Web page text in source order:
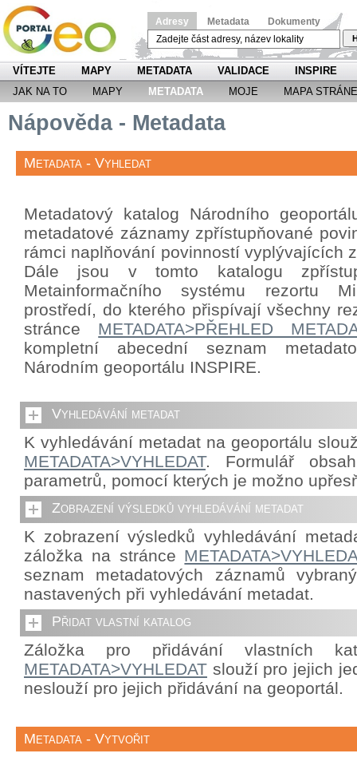
Adresy Metadata Dokumenty
VÍTEJTE MAPY METADATA VALIDACE
INSPIRE
JAK NA TO
MAPY METADATA MOJE MAPA
Nápověda - Metadata
Metadata - Vyhledat
Metadatový katalog Národního
metadatové záznamy zpřístupňované
rámci naplňování povinností vyplývajících
Dále jsou v tomto katalogu
Metainformačního systému rezortu
prostředí, do kterého přispívají všechny
stránce METADATA>PŘEHLED
kompletní abecední seznam
Národním geoportálu INSPIRE.
Vyhledávání metadat
K vyhledávání metadat na geoportálu
METADATA>VYHLEDAT. Formulář
parametrů, pomocí kterých je možno
Zobrazení výsledků vyhledávání metadat
K zobrazení výsledků vyhledávání
záložka na stránce
seznam metadatových záznamů
nastavených při vyhledávání metadat.
Přidat vlastní katalog
Záložka pro přidávání vlastních
METADATA>VYHLEDAT slouží pro jejich
neslouží pro jejich přidávání na geoportál.
Metadata - Vytvořit